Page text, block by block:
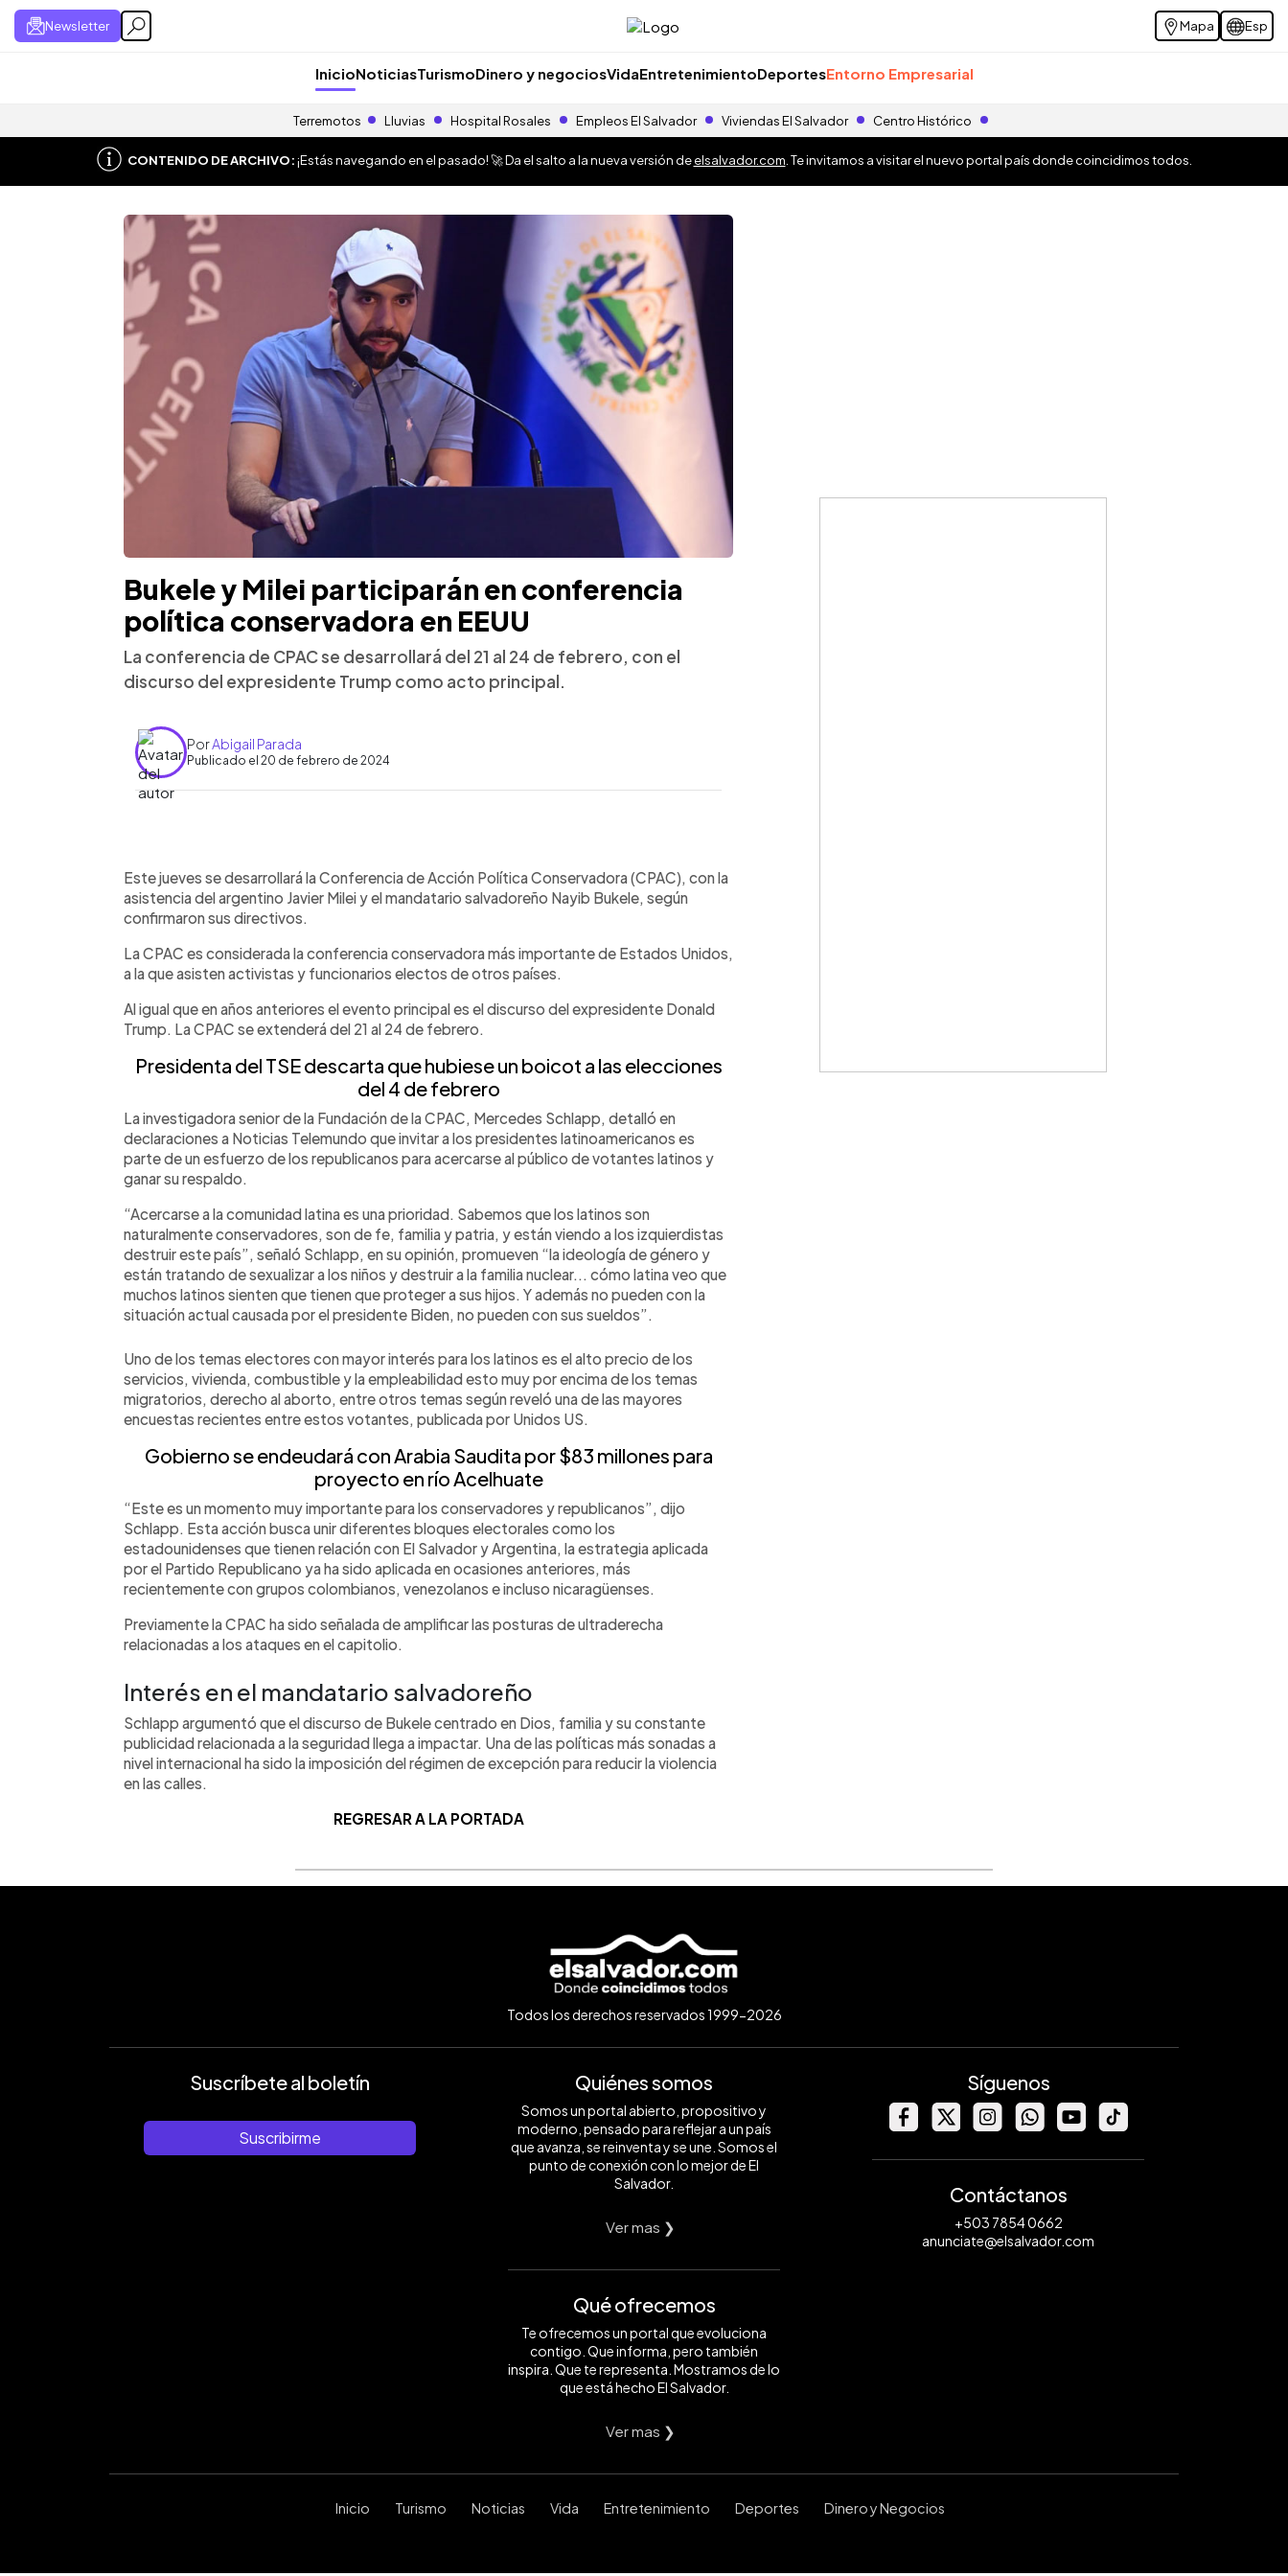
Newsletter Mapa Esp
InicioNoticiasTurismoDinero y negociosVidaEntretenimientoDeportesEntorno Empresarial
Terremotos Lluvias Hospital Rosales Empleos El Salvador Viviendas El Salvador Centro Histórico
CONTENIDO DE ARCHIVO:¡Estás navegando en el pasado! 🚀 Da el salto a la nueva versión deelsalvador.com . Te invitamos a visitar el nuevo portal país donde coincidimos todos.
Bukele y Milei participarán en conferencia
política conservadora en EEUU
La conferencia de CPAC se desarrollará del 21 al 24 de febrero, con el
discurso del expresidente Trump como acto principal.
PorAbigail Parada
Publicado el 20 de febrero de 2024
Escuchar artículo
Este jueves se desarrollará la Conferencia de Acción Política Conservadora (CPAC), con la
asistencia del argentino Javier Milei y el mandatario salvadoreño Nayib Bukele, según
confirmaron sus directivos.
La CPAC es considerada la conferencia conservadora más importante de Estados Unidos,
a la que asisten activistas y funcionarios electos de otros países.
Al igual que en años anteriores el evento principal es el discurso del expresidente Donald
Trump. La CPAC se extenderá del 21 al 24 de febrero.
Presidenta del TSE descarta que hubiese un boicot a las elecciones
del 4 de febrero
La investigadora senior de la Fundación de la CPAC, Mercedes Schlapp, detalló en
declaraciones a Noticias Telemundo que invitar a los presidentes latinoamericanos es
parte de un esfuerzo de los republicanos para acercarse al público de votantes latinos y
ganar su respaldo.
“Acercarse a la comunidad latina es una prioridad. Sabemos que los latinos son
naturalmente conservadores, son de fe, familia y patria, y están viendo a los izquierdistas
destruir este país”, señaló Schlapp, en su opinión, promueven “la ideología de género y
están tratando de sexualizar a los niños y destruir a la familia nuclear... cómo latina veo que
muchos latinos sienten que tienen que proteger a sus hijos. Y además no pueden con la
situación actual causada por el presidente Biden, no pueden con sus sueldos”.
Uno de los temas electores con mayor interés para los latinos es el alto precio de los
servicios, vivienda, combustible y la empleabilidad esto muy por encima de los temas
migratorios, derecho al aborto, entre otros temas según reveló una de las mayores
encuestas recientes entre estos votantes, publicada por Unidos US.
Gobierno se endeudará con Arabia Saudita por $83 millones para
proyecto en río Acelhuate
“Este es un momento muy importante para los conservadores y republicanos”, dijo
Schlapp. Esta acción busca unir diferentes bloques electorales como los
estadounidenses que tienen relación con El Salvador y Argentina, la estrategia aplicada
por el Partido Republicano ya ha sido aplicada en ocasiones anteriores, más
recientemente con grupos colombianos, venezolanos e incluso nicaragüenses.
Previamente la CPAC ha sido señalada de amplificar las posturas de ultraderecha
relacionadas a los ataques en el capitolio.
Interés en el mandatario salvadoreño
Schlapp argumentó que el discurso de Bukele centrado en Dios, familia y su constante
publicidad relacionada a la seguridad llega a impactar. Una de las políticas más sonadas a
nivel internacional ha sido la imposición del régimen de excepción para reducir la violencia
en las calles.
REGRESAR A LA PORTADA
Todos los derechos reservados 1999-2026
Suscríbete al boletín
Suscribirme
Quiénes somos
Somos un portal abierto, propositivo y
moderno, pensado para reflejar a un país
que avanza, se reinventa y se une. Somos el
punto de conexión con lo mejor de El
Salvador.
Ver mas ❯
Qué ofrecemos
Te ofrecemos un portal que evoluciona
contigo. Que informa, pero también
inspira. Que te representa. Mostramos de lo
que está hecho El Salvador.
Ver mas ❯
Síguenos
Contáctanos
+503 7854 0662
anunciate@elsalvador.com
Inicio Turismo Noticias Vida Entretenimiento Deportes Dinero y Negocios